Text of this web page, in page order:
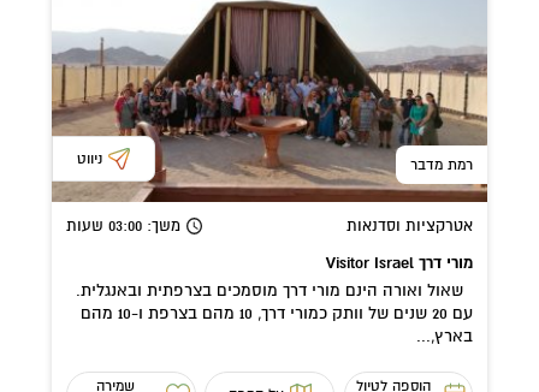
רמת מדבר ניווט
אטרקציות וסדנאות משך: 03:00 שעות
מורי דרך Visitor Israel
שאול ואורה הינם מורי דרך מוסמכים בצרפתית ובאנגלית.
עם 20 שנים של וותק כמורי דרך, 10 מהם בצרפת ו-10 מהם
בארץ,...
הוספה לטיול שמירה